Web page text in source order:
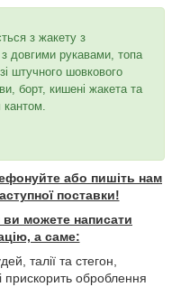
з жакету з
довгими рукавами, топа
штучного шовкового
борт, кишені жакета та
або пишіть нам
поставки!
можете написати
а саме:
талії та стегон,
прискорить оброблення